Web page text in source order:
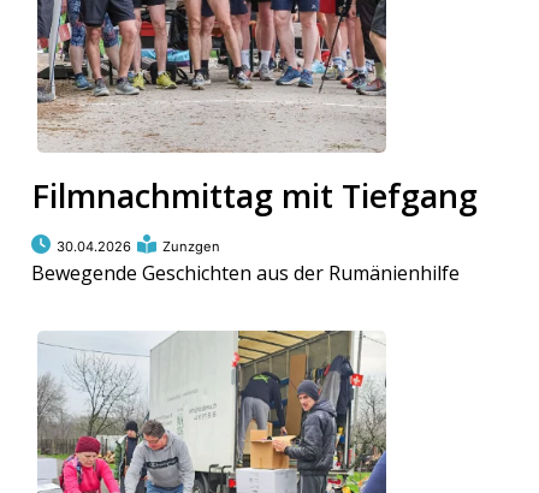
Filmnachmittag mit Tiefgang
30.04.2026 Zunzgen
Bewegende Geschichten aus der Rumänienhilfe